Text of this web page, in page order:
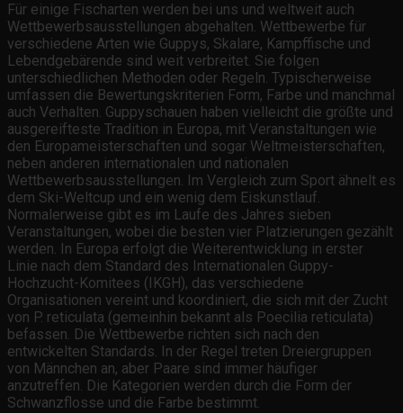
Für einige Fischarten werden bei uns und weltweit auch
Wettbewerbsausstellungen abgehalten. Wettbewerbe für
verschiedene Arten wie Guppys, Skalare, Kampffische und
Lebendgebärende sind weit verbreitet. Sie folgen
unterschiedlichen Methoden oder Regeln. Typischerweise
umfassen die Bewertungskriterien Form, Farbe und manchmal
auch Verhalten. Guppyschauen haben vielleicht die größte und
ausgereifteste Tradition in Europa, mit Veranstaltungen wie
den Europameisterschaften und sogar Weltmeisterschaften,
neben anderen internationalen und nationalen
Wettbewerbsausstellungen. Im Vergleich zum Sport ähnelt es
dem Ski-Weltcup und ein wenig dem Eiskunstlauf.
Normalerweise gibt es im Laufe des Jahres sieben
Veranstaltungen, wobei die besten vier Platzierungen gezählt
werden. In Europa erfolgt die Weiterentwicklung in erster
Linie nach dem Standard des Internationalen Guppy-
Hochzucht-Komitees (IKGH), das verschiedene
Organisationen vereint und koordiniert, die sich mit der Zucht
von P. reticulata (gemeinhin bekannt als Poecilia reticulata)
befassen. Die Wettbewerbe richten sich nach den
entwickelten Standards. In der Regel treten Dreiergruppen
von Männchen an, aber Paare sind immer häufiger
anzutreffen. Die Kategorien werden durch die Form der
Schwanzflosse und die Farbe bestimmt.